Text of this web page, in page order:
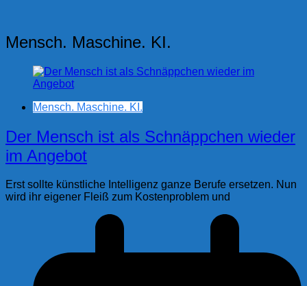
Mensch. Maschine. KI.
Mensch. Maschine. KI.
Der Mensch ist als Schnäppchen wieder
im Angebot
Erst sollte künstliche Intelligenz ganze Berufe ersetzen. Nun
wird ihr eigener Fleiß zum Kostenproblem und